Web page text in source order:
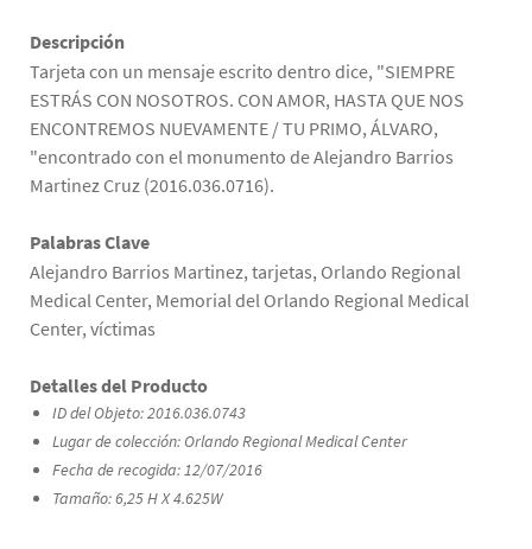
Descripción
Tarjeta con un mensaje escrito dentro dice, "SIEMPRE
ESTRÁS CON NOSOTROS. CON AMOR, HASTA QUE NOS
ENCONTREMOS NUEVAMENTE / TU PRIMO, ÁLVARO,
"encontrado con el monumento de Alejandro Barrios
Martinez Cruz (2016.036.0716).
Palabras Clave
Alejandro Barrios Martinez, tarjetas, Orlando Regional
Medical Center, Memorial del Orlando Regional Medical
Center, víctimas
Detalles del Producto
ID del Objeto: 2016.036.0743
Lugar de colección: Orlando Regional Medical Center
Fecha de recogida: 12/07/2016
Tamaño: 6,25 H X 4.625W